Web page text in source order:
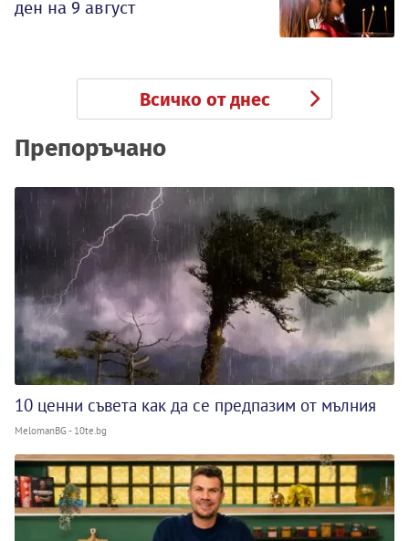
ден на 9 август
Всичко от днес
Препоръчано
10 ценни съвета как да се предпазим от мълния
MelomanBG - 10te.bg